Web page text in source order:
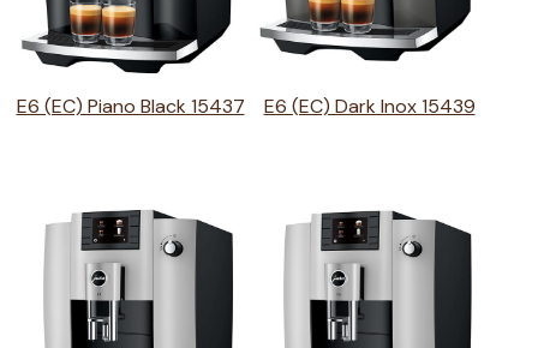
E6 (EC) Piano Black 15437 E6 (EC) Dark Inox 15439